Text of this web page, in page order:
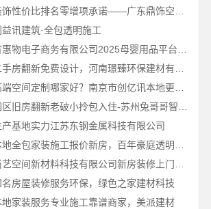
讯建筑·全包透明施工
基地实力江苏东钢金属科技有限公司
房屋装修服务环保，绿色之家建材科技
地家装服务专业施工靠谱商家，美派建材